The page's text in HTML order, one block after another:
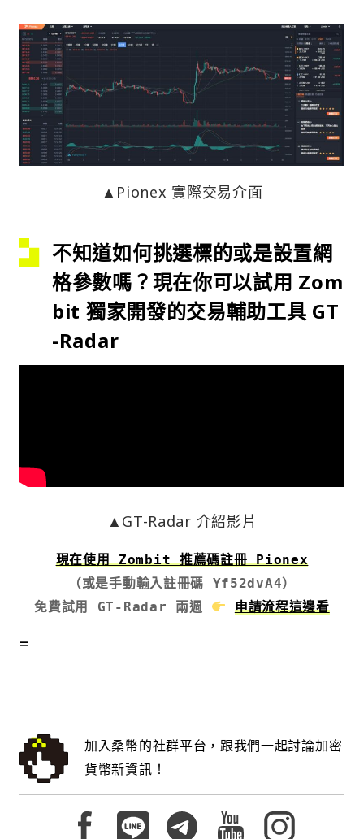
▲Pionex 實際交易介面
不知道如何挑選標的或是設置網
格參數嗎？現在你可以試用 Zom
bit 獨家開發的交易輔助工具 GT
-Radar
▲GT-Radar 介紹影片
現在使用 Zombit 推薦碼註冊 Pionex
免費試用 GT-Radar 兩週
申請流程這邊看
=
加入桑幣的社群平台，跟我們一起討論加密
貨幣新資訊！